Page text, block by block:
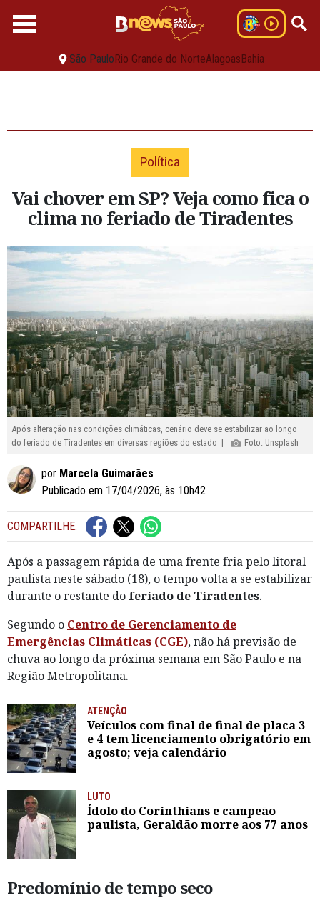
São PauloRio Grande do NorteAlagoasBahia
Política
Vai chover em SP? Veja como fica o
clima no feriado de Tiradentes
Após alteração nas condições climáticas, cenário deve se estabilizar ao longo
do feriado de Tiradentes em diversas regiões do estado |
Foto: Unsplash
por Marcela Guimarães
Publicado em 17/04/2026, às 10h42
COMPARTILHE:
Após a passagem rápida de uma frente fria pelo litoral
paulista neste sábado (18), o tempo volta a se estabilizar
durante o restante do feriado de Tiradentes.
Segundo o Centro de Gerenciamento de
Emergências Climáticas (CGE), não há previsão de
chuva ao longo da próxima semana em São Paulo e na
Região Metropolitana.
ATENÇÃO
Veículos com final de final de placa 3
e 4 tem licenciamento obrigatório em
agosto; veja calendário
LUTO
Ídolo do Corinthians e campeão
paulista, Geraldão morre aos 77 anos
Predomínio de tempo seco